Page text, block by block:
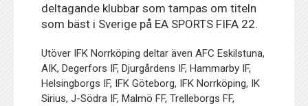
deltagande klubbar som tampas om titeln
som bäst i Sverige på EA SPORTS FIFA 22.
Utöver IFK Norrköping deltar även AFC Eskilstuna,
AIK, Degerfors IF, Djurgårdens IF, Hammarby IF,
Helsingborgs IF, IFK Göteborg, IFK Norrköping, IK
Sirius, J-Södra IF, Malmö FF, Trelleborgs FF,